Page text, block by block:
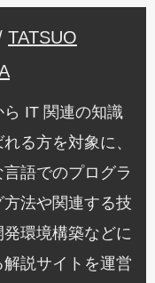
TATSUO
ら IT 関連の知識
る方を対象に、
語でのプログラ
方法や関連する技
発環境構築などに
解説サイトを運営